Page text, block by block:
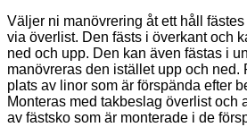
Väljer ni manövrering åt ett håll
via överlist. Den fästs i överkant och
ned och upp. Den kan även fästas i
manövreras den istället upp och
plats av linor som är förspända efter
Monteras med takbeslag överlist och
av fästsko som är monterade i de